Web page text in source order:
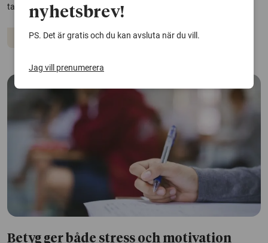
ta genvägar till bättre resultat. Det visar en studie.
Skola
Betyg ger både stress och motivation
nyhetsbrev!
PS. Det är gratis och du kan avsluta när du vill.
Jag vill prenumerera